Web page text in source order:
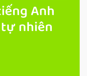
Anh
nhiên